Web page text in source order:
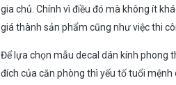
gia chủ. Chính vì điều đó mà không ít
giá thành sản phẩm cũng như việc thi
Để lựa chọn mẫu decal dán kính phong
đích của căn phòng thì yếu tố tuổi